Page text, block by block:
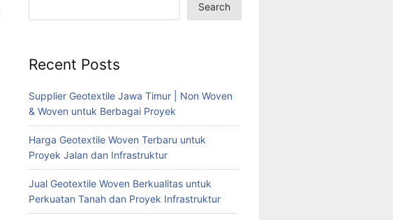
Search
Recent Posts
Supplier Geotextile Jawa Timur | Non Woven
& Woven untuk Berbagai Proyek
Harga Geotextile Woven Terbaru untuk
Proyek Jalan dan Infrastruktur
Jual Geotextile Woven Berkualitas untuk
Perkuatan Tanah dan Proyek Infrastruktur